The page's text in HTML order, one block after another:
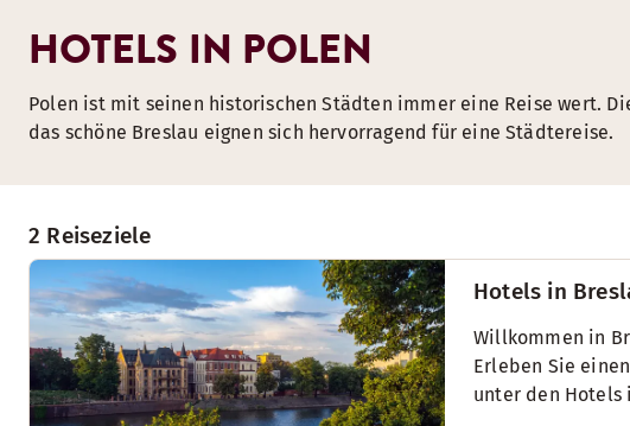
2 Reiseziele
Hotels in
Willkommen in
Erleben Sie
unter den Hotels
HOTELS IN POLEN
Polen ist mit seinen historischen Städten immer eine Reise wert.
das schöne Breslau eignen sich hervorragend für eine Städtereise.